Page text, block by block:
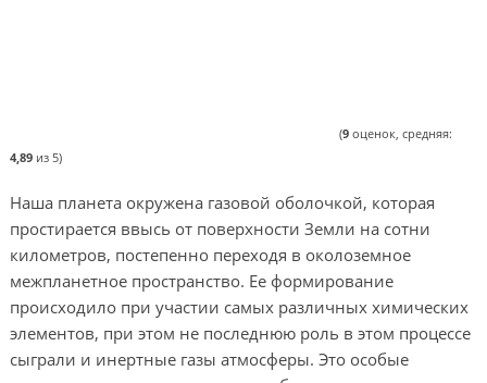
(9оценок, средняя:
4,89из 5)
Наша планета окружена газовой оболочкой, которая
простирается ввысь от поверхности Земли на сотни
километров, постепенно переходя в околоземное
межпланетное пространство. Ее формирование
происходило при участии самых различных химических
элементов, при этом не последнюю роль в этом процессе
сыграли и инертные газы атмосферы. Это особые